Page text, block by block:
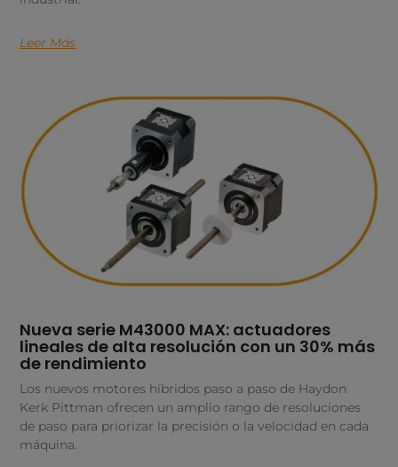
Leer Más
Nueva serie M43000 MAX: actuadores
lineales de alta resolución con un 30% más
de rendimiento
Los nuevos motores híbridos paso a paso de Haydon
Kerk Pittman ofrecen un amplio rango de resoluciones
de paso para priorizar la precisión o la velocidad en cada
máquina.